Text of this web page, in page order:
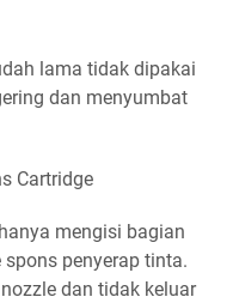
lama tidak dipakai
dan menyumbat
Cartridge
mengisi bagian
penyerap tinta.
dan tidak keluar